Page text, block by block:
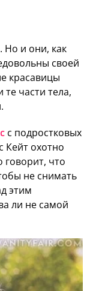
Но и они, как
своей
красавицы
части тела,
с подростковых
Кейт охотно
говорит, что
не снимать
этим
ли не самой